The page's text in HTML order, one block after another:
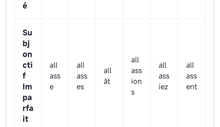
é
Su
bj
on
cti
f
Im
pa
rfa
it
all
ass
e
all
ass
es
all
ât
all
ass
ion
s
all
ass
iez
all
ass
ent